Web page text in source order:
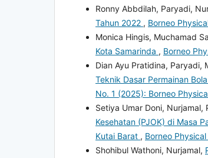
Ronny Abbdilah, Paryadi,
Tahun 2022 , Borneo
Monica Hingis, Muchamad
Kota Samarinda , Borneo
Dian Ayu Pratidina, Paryadi,
Teknik Dasar Permainan
No. 1 (2025): Borneo
Setiya Umar Doni, Nurjamal,
Kesehatan (PJOK) di Masa
Kutai Barat , Borneo
Shohibul Wathoni, Nurjamal,